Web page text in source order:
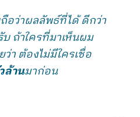
อว่าผลลัพธ์ที่ได้ ดีกว่า
ถ้าใครที่มาเห็นผม
า ต้องไม่มีใครเชื่อ
ล้านมาก่อน